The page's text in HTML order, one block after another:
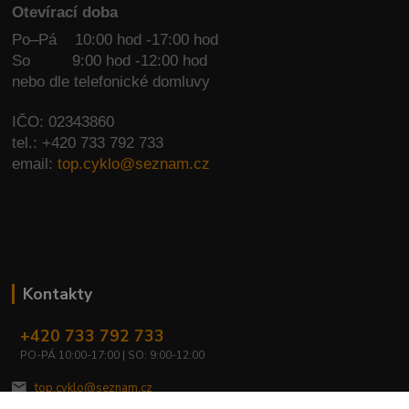
Otevírací doba
Po–Pá 10:00 hod -17:00 hod
So
9:00 hod -12:00 hod
nebo dle telefonické domluvy
IČO: 02343860
tel.: +420 733 792 733
email:top.cyklo@seznam.cz
Kontakty
+420 733 792 733
PO-PÁ 10:00-17:00 | SO: 9:00-12:00
top.cyklo@seznam.cz